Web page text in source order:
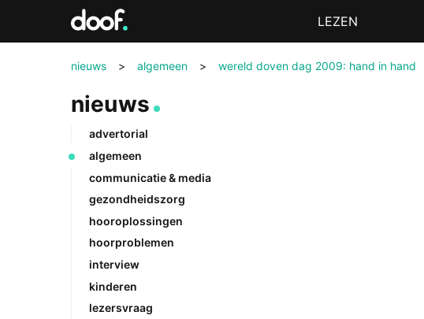
MenuLEZEN
nieuws > algemeen > wereld doven dag 2009: hand in hand
nieuws
advertorial
algemeen
communicatie & media
gezondheidszorg
hooroplossingen
hoorproblemen
interview
kinderen
lezersvraag
Doof.nl